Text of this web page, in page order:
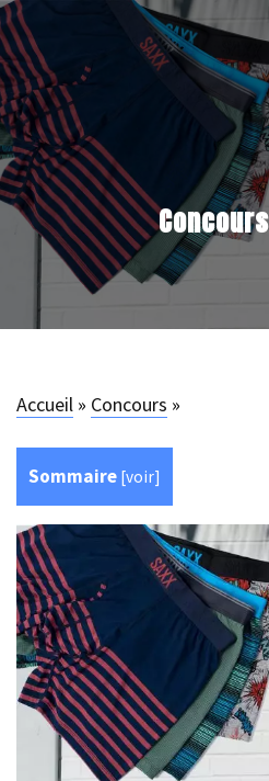
Accueil » Concours »
Sommaire [voir]